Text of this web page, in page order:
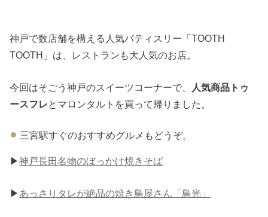
神戸で数店舗を構える人気パティスリー「TOOTH
TOOTH」は、レストランも大人気のお店。
今回はそごう神戸のスイーツコーナーで、
人気商品トゥ
ースフレとマロンタルトを買って帰りました。
三宮駅すぐのおすすめグルメもどうぞ。
▶︎神戸長田名物のぼっかけ焼きそば
▶︎ あっさりタレが絶品の焼き鳥屋さん「鳥光」